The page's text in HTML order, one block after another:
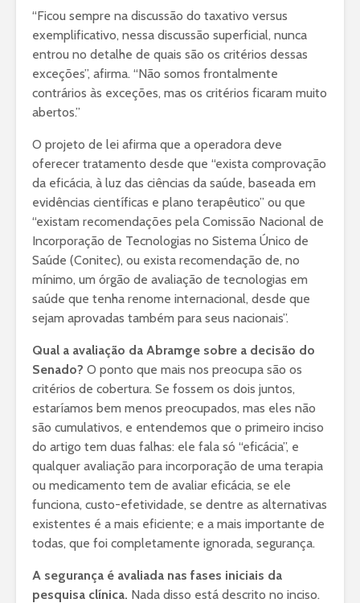
“Ficou sempre na discussão do taxativo versus
exemplificativo, nessa discussão superficial, nunca
entrou no detalhe de quais são os critérios dessas
exceções”, afirma. “Não somos frontalmente
contrários às exceções, mas os critérios ficaram muito
abertos.”
O projeto de lei afirma que a operadora deve
oferecer tratamento desde que “exista comprovação
da eficácia, à luz das ciências da saúde, baseada em
evidências científicas e plano terapêutico” ou que
“existam recomendações pela Comissão Nacional de
Incorporação de Tecnologias no Sistema Único de
Saúde (Conitec), ou exista recomendação de, no
mínimo, um órgão de avaliação de tecnologias em
saúde que tenha renome internacional, desde que
sejam aprovadas também para seus nacionais”.
Qual a avaliação da Abramge sobre a decisão do
Senado? O ponto que mais nos preocupa são os
critérios de cobertura. Se fossem os dois juntos,
estaríamos bem menos preocupados, mas eles não
são cumulativos, e entendemos que o primeiro inciso
do artigo tem duas falhas: ele fala só “eficácia”, e
qualquer avaliação para incorporação de uma terapia
ou medicamento tem de avaliar eficácia, se ele
funciona, custo-efetividade, se dentre as alternativas
existentes é a mais eficiente; e a mais importante de
todas, que foi completamente ignorada, segurança.
A segurança é avaliada nas fases iniciais da
pesquisa clínica. Nada disso está descrito no inciso.